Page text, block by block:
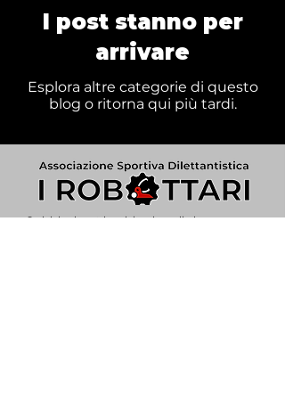
I post stanno per
arrivare
Esplora altre categorie di questo
blog o ritorna qui più tardi.
Scrivici sui nostri social o via mail, siamo sempre